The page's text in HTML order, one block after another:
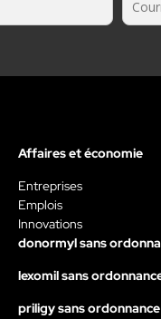
Affaires et économie
Entreprises
Emplois
Innovations
donormyl sans
lexomil sans
priligy sans ordonnance